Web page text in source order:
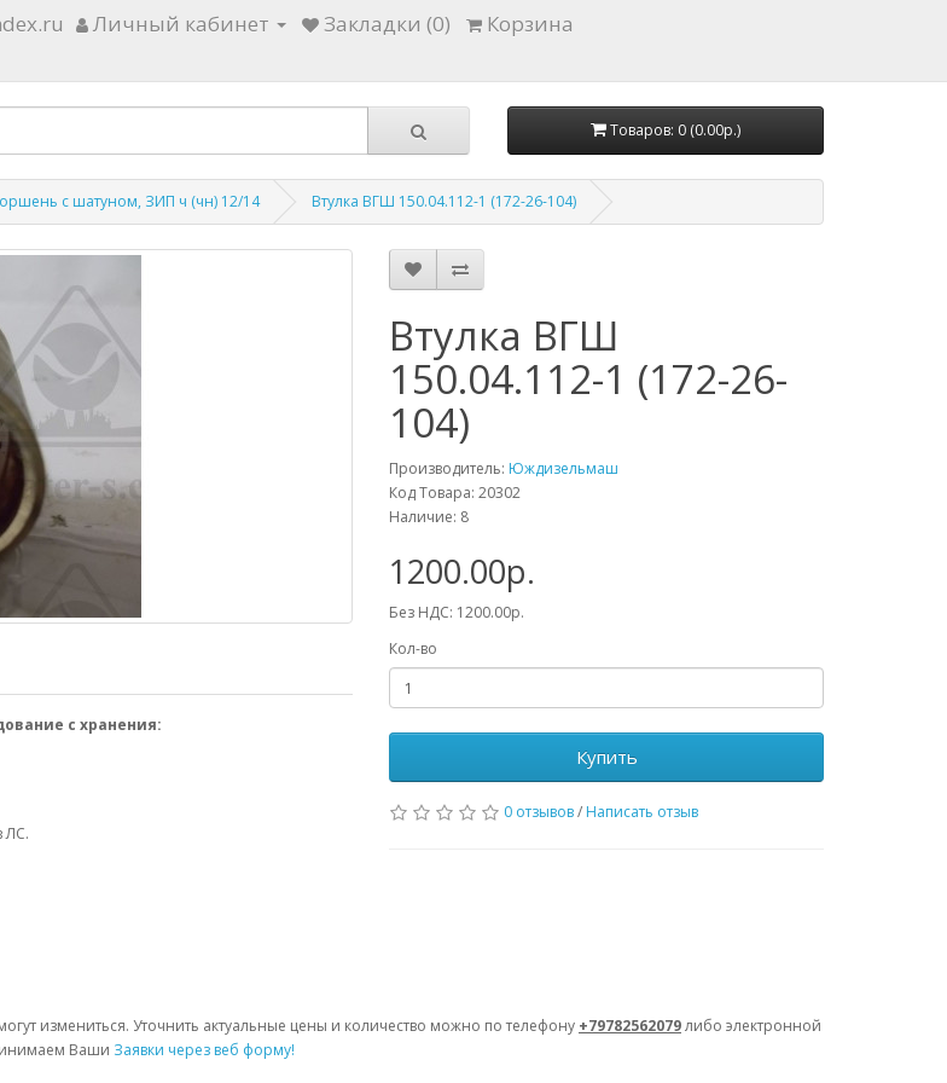
Личный кабинет Закладки (0)
Корзина
Товаров: 0 (0.00р.)
с шатуном, ЗИП ч (чн) 12/14 Втулка ВГШ 150.04.112-1 (172-26-104)
с хранения:
ЛС.
Втулка ВГШ
150.04.112-1 (172-26-
104)
Производитель: Юждизельмаш
Код Товара: 20302
Наличие: 8
1200.00р.
Без НДС: 1200.00р.
Кол-во
Купить
0 отзывов/ Написать отзыв
измениться. Уточнить актуальные цены и количество можно по телефону +79782562079либо электронной
Ваши Заявки через веб форму!